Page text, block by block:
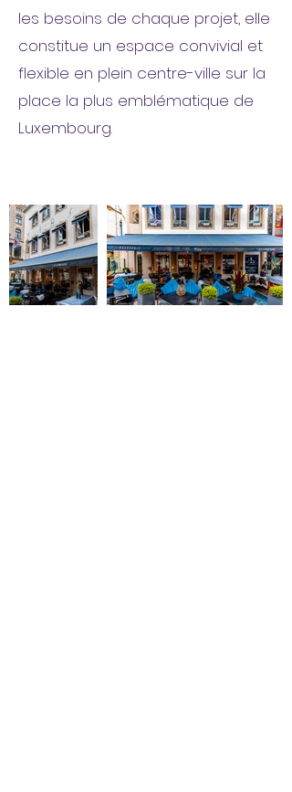
les besoins de chaque projet, elle
constitue un espace convivial et
flexible en plein centre-ville sur la
place la plus emblématique de
Luxembourg.